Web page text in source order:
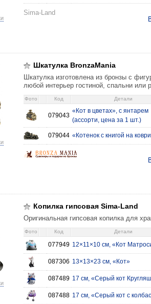
Sima-Land
Шкатулка BronzaMania
Шкатулка изготовлена из бронзы с
любой интерьер гостиной, спальни или
Фото Код Детали
079043
«Кот в цветах», с янтарем
(ассорти, цена за 1 шт.)
079044 «Котенок с книгой на
087490 21×12 см, «Котенок ангел» 42,82
Копилка гипсовая Sima-Land
Оригинальная гипсовая копилка для
Фото Код Детали
077949 12×11×10 см, «Кот
087306 13×13×23 см, «Кот»
087489 17 см, «Серый кот
087488 17 см, «Серый кот с